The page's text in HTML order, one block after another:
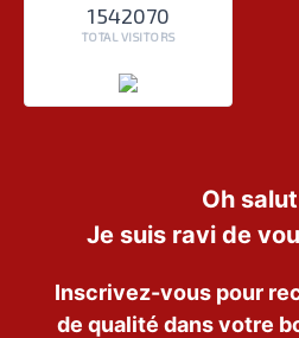
1542070
TOTAL VISITORS
Oh salut
Je suis ravi de
Inscrivez-vous pour
de qualité dans votre